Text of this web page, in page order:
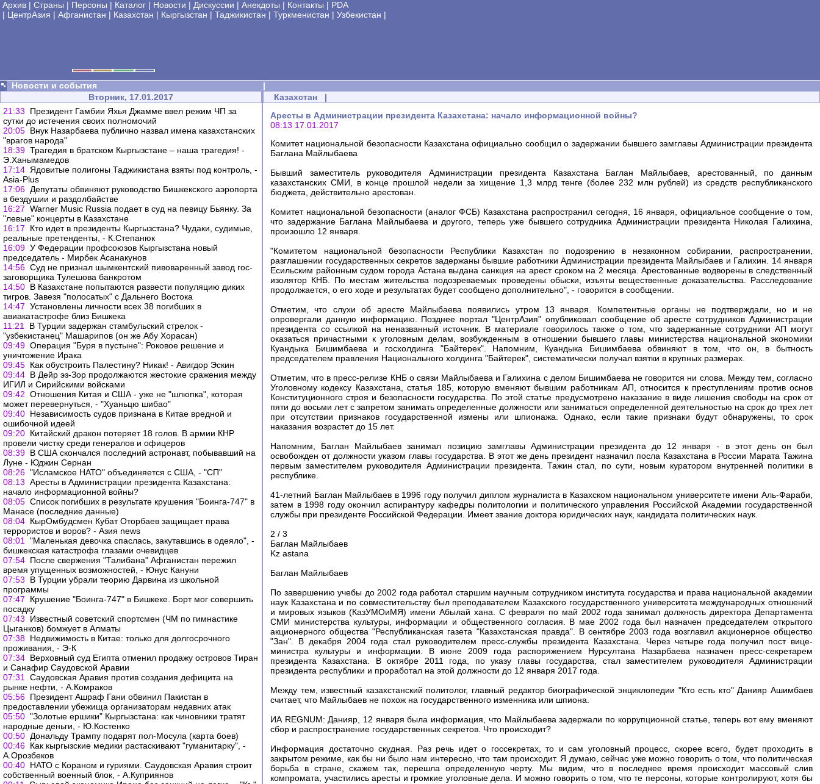
Архив | Страны | Персоны | Каталог | Новости | Дискуссии | Анекдоты | Контакты | PDA
| ЦентрАзия | Афганистан | Казахстан | Кыргызстан | Таджикистан | Туркменистан | Узбекистан |
Новости и события
|
Вторник, 17.01.2017
21:33
Президент Гамбии Яхья Джамме ввел режим ЧП за
сутки до истечения своих полномочий
20:05 Внук Назарбаева публично назвал имена казахстанских
"врагов народа"
18:39 Трагедия в братском Кыргызстане – наша трагедия! -
Э.Ханымамедов
17:14 Ядовитые полигоны Таджикистана взяты под контроль, -
Asia-Plus
17:06 Депутаты обвиняют руководство Бишкекского аэропорта
в бездушии и раздолбайстве
16:27 Warner Music Russia подает в суд на певицу Бьянку. За
"левые" концерты в Казахстане
16:17
Кто идет в президенты Кыргызстана? Чудаки, судимые,
реальные претенденты, - К.Степанюк
16:09 У Федерации профсоюзов Кыргызстана новый
председатель - Мирбек Асанакунов
14:56 Суд не признал шымкентский пивоваренный завод гос-
заговорщика Тулешова банкротом
14:50 В Казахстане попытаются развести популяцию диких
тигров. Завезя "полосатых" с Дальнего Востока
14:47 Установлены личности всех 38 погибших в
авиакатастрофе близ Бишкека
11:21
В Турции задержан стамбульский стрелок -
"узбекистанец" Машарипов (он же Абу Хорасан)
09:49 Операция "Буря в пустыне": Роковое решение и
уничтожение Ирака
09:45 Как обустроить Палестину? Никак! - Авигдор Эскин
09:44 В Дейр эз-Зор продолжаются жестокие сражения между
ИГИЛ и Сирийскими войсками
09:42 Отношения Китая и США - уже не "шлюпка", которая
может перевернуться, - "Хуаньцю шибао"
09:40 Независимость судов признана в Китае вредной и
ошибочной идеей
09:20 Китайский дракон потеряет 18 голов. В армии КНР
провели чистку среди генералов и офицеров
08:39 В США скончался последний астронавт, побывавший на
Луне - Юджин Сернан
08:26 "Исламское НАТО" объединяется с США, - "СП"
08:13 Аресты в Администрации президента Казахстана:
начало информационной войны?
08:05 Список погибших в результате крушения "Боинга-747" в
Манасе (последние данные)
08:04 КырОмбудсмен Кубат Оторбаев защищает права
террористов и воров? - Азия news
08:01
"Маленькая девочка спаслась, закутавшись в одеяло", -
бишкекская катастрофа глазами очевидцев
07:54 После свержения "Талибана" Афганистан пережил
время упущенных возможностей, - Юнус Кануни
07:53
В Турции убрали теорию Дарвина из школьной
программы
07:47
Крушение "Боинга-747" в Бишкеке. Борт мог совершить
посадку
07:43
Известный советский спортсмен (ЧМ по гимнастике
Цыганков) бомжует в Алматы
07:38 Недвижимость в Китае: только для долгосрочного
проживания, - Э-К
07:34 Верховный суд Египта отменил продажу островов Тиран
и Санафир Саудовской Аравии
07:31
Саудовская Аравия против создания дефицита на
рынке нефти, - А.Комраков
05:56 Президент Ашраф Гани обвинил Пакистан в
предоставлении убежища организаторам недавних атак
05:50 "Золотые ершики" Кыргызстана: как чиновники тратят
народные деньги, - Ю.Костенко
00:50 Дональду Трампу подарят пол-Мосула (карта боев)
00:46 Как кыргызские медики растаскивают "гуманитарку", -
А.Орозбеков
00:40 НАТО с Кораном и гуриями. Саудовская Аравия строит
собственный военный блок, - А.Куприянов
Казахстан |
Аресты в Администрации президента Казахстана: начало информационной войны?
08:13 17.01.2017
Комитет национальной безопасности Казахстана официально сообщил о задержании бывшего замглавы Администрации президента
Баглана Майлыбаева
Бывший заместитель руководителя Администрации президента Казахстана Баглан Майлыбаев, арестованный, по данным
казахстанских СМИ, в конце прошлой недели за хищение 1,3 млрд тенге (более 232 млн рублей) из средств республиканского
бюджета, действительно арестован.
Комитет национальной безопасности (аналог ФСБ) Казахстана распространил сегодня, 16 января, официальное сообщение о том,
что задержание Баглана Майлыбаева и другого, теперь уже бывшего сотрудника Администрации президента Николая Галихина,
произошло 12 января.
"Комитетом национальной безопасности Республики Казахстан по подозрению в незаконном собирании, распространении,
разглашении государственных секретов задержаны бывшие работники Администрации президента Майлыбаев и Галихин. 14 января
Есильским районным судом города Астана выдана санкция на арест сроком на 2 месяца. Арестованные водворены в следственный
изолятор КНБ. По местам жительства подозреваемых проведены обыски, изъяты вещественные доказательства. Расследование
продолжается, о его ходе и результатах будет сообщено дополнительно", - говорится в сообщении.
Отметим, что слухи об аресте Майлыбаева появились утром 13 января. Компетентные органы не подтверждали, но и не
опровергали данную информацию. Позднее портал "ЦентрАзия" опубликовал сообщение об аресте сотрудников Администрации
президента со ссылкой на неназванный источник. В материале говорилось также о том, что задержанные сотрудники АП могут
оказаться причастными к уголовным делам, возбужденным в отношении бывшего главы министерства национальной экономики
Куандыка Бишимбаева и госхолдинга "Байтерек". Напомним, Куандыка Бишимбаева обвиняют в том, что он, в бытность
председателем правления Национального холдинга "Байтерек", систематически получал взятки в крупных размерах.
Отметим, что в пресс-релизе КНБ о связи Майлыбаева и Галихина с делом Бишимбаева не говорится ни слова. Между тем, согласно
Уголовному кодексу Казахстана, статья 185, которую вменяют бывшим работникам АП, относится к преступлениям против основ
Конституционного строя и безопасности государства. По этой статье предусмотрено наказание в виде лишения свободы на срок от
пяти до восьми лет с запретом занимать определенные должности или заниматься определенной деятельностью на срок до трех лет
при отсутствии признаков государственной измены или шпионажа. Однако, если такие признаки будут обнаружены, то срок
наказания возрастет до 15 лет.
Напомним, Баглан Майлыбаев занимал позицию замглавы Администрации президента до 12 января - в этот день он был
освобожден от должности указом главы государства. В этот же день президент назначил посла Казахстана в России Марата Тажина
первым заместителем руководителя Администрации президента. Тажин стал, по сути, новым куратором внутренней политики в
республике.
41-летний Баглан Майлыбаев в 1996 году получил диплом журналиста в Казахском национальном университете имени Аль-Фараби,
затем в 1998 году окончил аспирантуру кафедры политологии и политического управления Российской Академии государственной
службы при президенте Российской Федерации. Имеет звание доктора юридических наук, кандидата политических наук.
2 / 3
Баглан Майлыбаев
Kz astana
Баглан Майлыбаев
По завершению учебы до 2002 года работал старшим научным сотрудником института государства и права национальной академии
наук Казахстана и по совместительству был преподавателем Казахского государственного университета международных отношений
и мировых языков (КазУМОиМЯ) имени Абылай хана. С февраля по май 2002 года занимал должность директора Департамента
СМИ министерства культуры, информации и общественного согласия. В мае 2002 года был назначен председателем открытого
акционерного общества "Республиканская газета "Казахстанская правда". В сентябре 2003 года возглавил акционерное общество
"Зан". В декабря 2004 года стал руководителем пресс-службы президента Казахстана. Через четыре года получил пост вице-
министра культуры и информации. В июне 2009 года распоряжением Нурсултана Назарбаева назначен пресс-секретарем
президента Казахстана. В октябре 2011 года, по указу главы государства, стал заместителем руководителя Администрации
президента республики и проработал на этой должности до 12 января 2017 года.
Между тем, известный казахстанский политолог, главный редактор биографической энциклопедии "Кто есть кто" Данияр Ашимбаев
считает, что Майлыбаев не похож на государственного изменника или шпиона.
ИА REGNUM: Данияр, 12 января была информация, что Майлыбаева задержали по коррупционной статье, теперь вот ему вменяют
сбор и распространение государственных секретов. Что происходит?
Информация достаточно скудная. Раз речь идет о госсекретах, то и сам уголовный процесс, скорее всего, будет проходить в
закрытом режиме, как бы ни было нам интересно, что там происходит. Я думаю, сейчас уже можно говорить о том, что политическая
борьба в стране, скажем так, перешла определенную черту. Мы видим, что в последнее время происходит массовый слив
компромата, участились аресты и громкие уголовные дела. И можно говорить о том, что те персоны, которые контролируют, хотя бы